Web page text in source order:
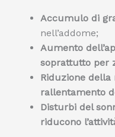
Accumulo di
nell’addome;
Aumento
soprattutto per
Riduzione
rallentamento
Disturbi del
riducono